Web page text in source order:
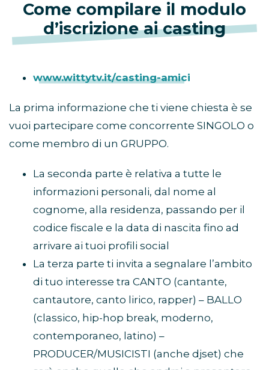
Come compilare il modulo
d’iscrizione ai casting
www.wittytv.it/casting-amici
La prima informazione che ti viene chiesta è se
vuoi partecipare come concorrente SINGOLO o
come membro di un GRUPPO.
La seconda parte è relativa a tutte le
informazioni personali, dal nome al
cognome, alla residenza, passando per il
codice fiscale e la data di nascita fino ad
arrivare ai tuoi profili social
La terza parte ti invita a segnalare l’ambito
di tuo interesse tra CANTO (cantante,
cantautore, canto lirico, rapper) – BALLO
(classico, hip-hop break, moderno,
contemporaneo, latino) –
PRODUCER/MUSICISTI (anche djset) che